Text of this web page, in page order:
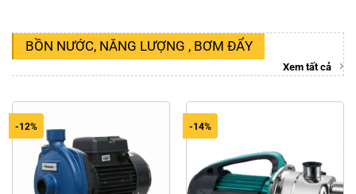
BỒN NƯỚC, NĂNG LƯỢNG , BƠM ĐẨY
Xem tất cả
-12% -14%